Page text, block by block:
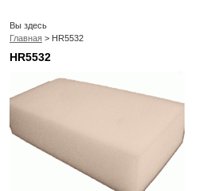
Вы здесь
Главная > HR5532
HR5532